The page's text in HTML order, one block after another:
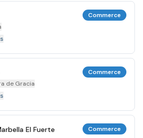
Commerce
de Gracia
Commerce
El Fuerte Commerce